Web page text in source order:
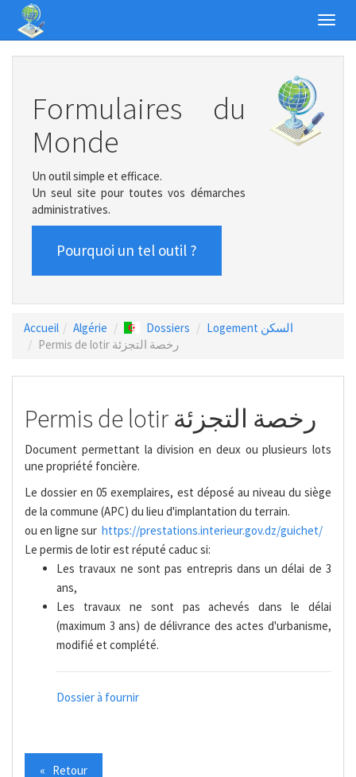
Formulaires du
Monde
Un outil simple et efficace.
Un seul site pour toutes vos démarches
administratives.
Pourquoi un tel outil ?
Accueil Algérie Dossiers
Logement السكن
Permis de lotir رخصة التجزئة
Permis de lotir رخصة التجزئة
Document permettant la division en deux ou plusieurs lots
une propriété foncière.
Le dossier en 05 exemplaires, est déposé au niveau du siège
de la commune (APC) du lieu d'implantation du terrain.
ou en ligne sur https://prestations.interieur.gov.dz/guichet/
Le permis de lotir est réputé caduc si:
Les travaux ne sont pas entrepris dans un délai de 3
ans,
Les travaux ne sont pas achevés dans le délai
(maximum 3 ans) de délivrance des actes d'urbanisme,
modifié et complété.
Dossier à fournir
« Retour